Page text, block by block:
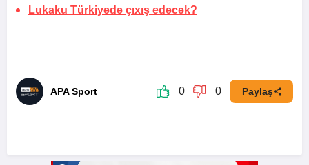
Lukaku Türkiyədə çıxış edəcək?
APA Sport 0 0 Paylaş